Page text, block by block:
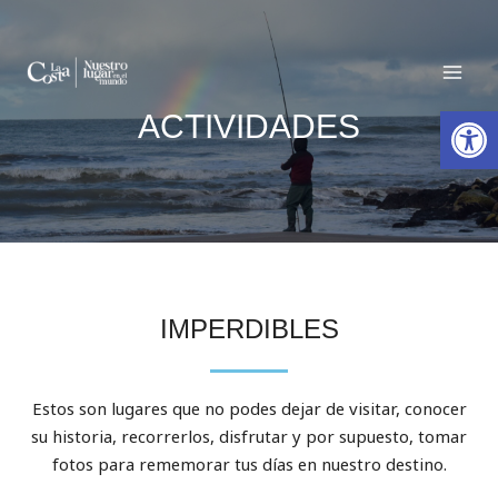
ACTIVIDADES
IMPERDIBLES
Estos son lugares que no podes dejar de visitar, conocer
su historia, recorrerlos, disfrutar y por supuesto, tomar
fotos para rememorar tus días en nuestro destino.